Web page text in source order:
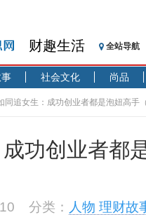
财趣生活 全站导航
社会文化 尚品
同追女生：成功创业者都是泡妞高手
功创业者都
分类： 人物 理财故